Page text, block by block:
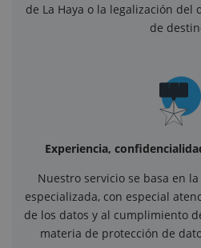
de La Haya o la legalización del
de
Experiencia,
Nuestro servicio se basa en
especializada, con especial
de los datos y al cumplimiento
materia de protección de